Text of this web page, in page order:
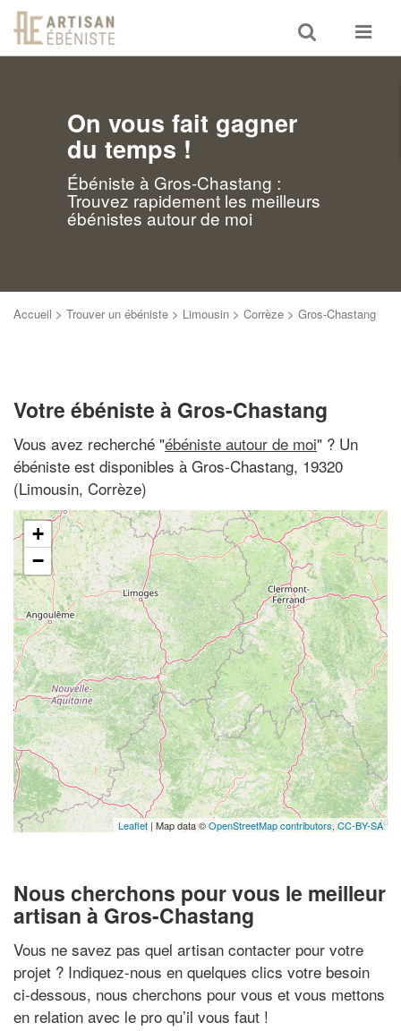
Toggle
search
Toggle
On vous fait gagner
du temps !
Ébéniste à Gros-Chastang :
Trouvez rapidement les meilleurs
ébénistes autour de moi
Accueil > Trouver un ébéniste > Limousin > Corrèze > Gros-Chastang
Votre ébéniste à Gros-Chastang
Vous avez recherché "ébéniste autour de moi" ? Un
ébéniste est disponibles à Gros-Chastang, 19320
(Limousin, Corrèze)
+
−
Leaflet | Map data ©OpenStreetMap contributors, CC-BY-SA
Nous cherchons pour vous le meilleur
artisan à Gros-Chastang
Vous ne savez pas quel artisan contacter pour votre
projet ? Indiquez-nous en quelques clics votre besoin
ci-dessous, nous cherchons pour vous et vous mettons
en relation avec le pro qu’il vous faut !